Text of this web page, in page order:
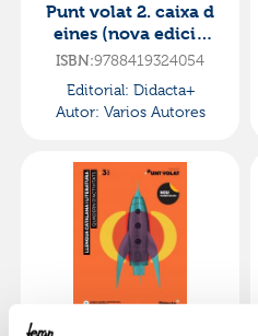
Punt volat 2. caixa d
eines (nova edició
2023)·e.s.o..2ºcurso·p
ISBN:9788419324054
Editorial: Didacta+
Autor: Varios Autores